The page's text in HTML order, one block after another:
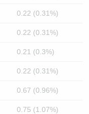
0.22 (0.31%)
0.22 (0.31%)
0.21 (0.3%)
0.22 (0.31%)
0.67 (0.96%)
0.75 (1.07%)